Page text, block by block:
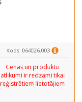
Kods: 064026.003
Cenas un produktu
atlikumi ir redzami tikai
reģistrētiem lietotājiem